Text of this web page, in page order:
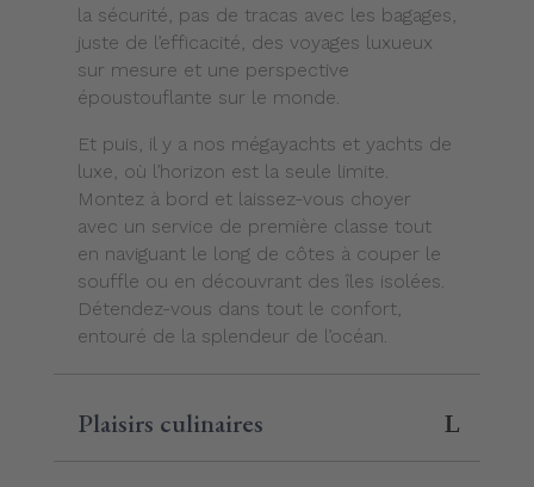
la sécurité, pas de tracas avec les bagages,
juste de l’efficacité, des voyages luxueux
sur mesure et une perspective
époustouflante sur le monde.
Et puis, il y a nos mégayachts et yachts de
luxe, où l’horizon est la seule limite.
Montez à bord et laissez-vous choyer
avec un service de première classe tout
en naviguant le long de côtes à couper le
souffle ou en découvrant des îles isolées.
Détendez-vous dans tout le confort,
entouré de la splendeur de l’océan.
Plaisirs culinaires